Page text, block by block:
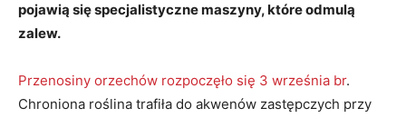
pojawią się specjalistyczne maszyny, które odmulą
zalew.
Przenosiny orzechów rozpoczęło się 3 września br.
Chroniona roślina trafiła do akwenów zastępczych przy